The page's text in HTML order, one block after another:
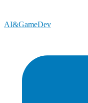
AI&GameDev